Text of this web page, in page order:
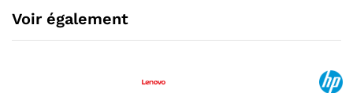
Voir également